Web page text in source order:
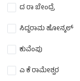
ದ ರಾ ಬೇಂದ್ರೆ
ಸಿದ್ದರಾಮ ಹೋನ್ಕಲ್
ಕುವೆಂಪು
ಎ ಕೆ ರಾಮೇಶ್ವರ